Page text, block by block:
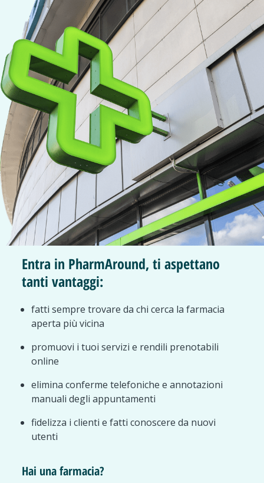
Entra in PharmAround, ti aspettano
tanti vantaggi:
fatti sempre trovare da chi cerca la farmacia
aperta più vicina
promuovi i tuoi servizi e rendili prenotabili
online
elimina conferme telefoniche e annotazioni
manuali degli appuntamenti
fidelizza i clienti e fatti conoscere da nuovi
utenti
Hai una farmacia?